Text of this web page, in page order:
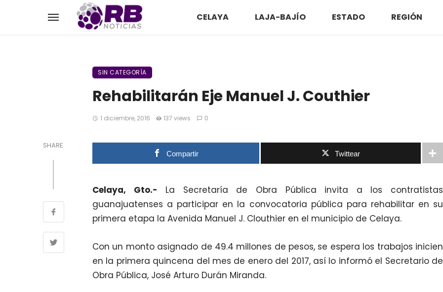
CELAYA LAJA-BAJÍO ESTADO REGIÓN
SIN CATEGORÍA
Rehabilitarán Eje Manuel J. Couthier
1 diciembre, 2016 137 views 0
SHARE
Compartir Twittear
Celaya, Gto.- La Secretaría de Obra Pública invita a los contratistas
guanajuatenses a participar en la convocatoria pública para rehabilitar en su
primera etapa la Avenida Manuel J. Clouthier en el municipio de Celaya.
Con un monto asignado de 49.4 millones de pesos, se espera los trabajos inicien
en la primera quincena del mes de enero del 2017, así lo informó el Secretario de
Obra Pública, José Arturo Durán Miranda.